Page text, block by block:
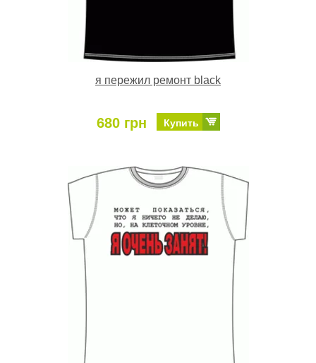
я пережил ремонт black
680 грн Купить